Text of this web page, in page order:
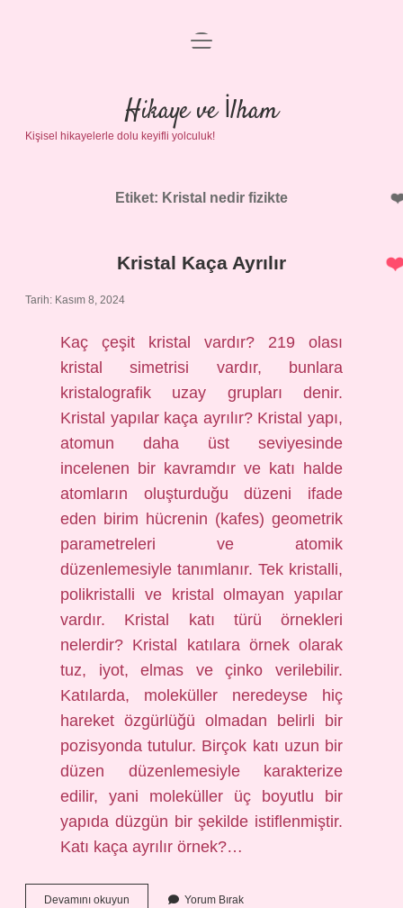
Anasayfa
Gizlilik Politikası
Yasal Uyarı
menüyü
Hikaye ve İlham
Kişisel hikayelerle dolu keyifli yolculuk!
Etiket: Kristal nedir fizikte
Kristal Kaça Ayrılır
Tarih: Kasım 8, 2024
Kaç çeşit kristal vardır? 219 olası
kristal simetrisi vardır, bunlara
kristalografik uzay grupları denir.
Kristal yapılar kaça ayrılır? Kristal yapı,
atomun daha üst seviyesinde
incelenen bir kavramdır ve katı halde
atomların oluşturduğu düzeni ifade
eden birim hücrenin (kafes) geometrik
parametreleri ve atomik
düzenlemesiyle tanımlanır. Tek kristalli,
polikristalli ve kristal olmayan yapılar
vardır. Kristal katı türü örnekleri
nelerdir? Kristal katılara örnek olarak
tuz, iyot, elmas ve çinko verilebilir.
Katılarda, moleküller neredeyse hiç
hareket özgürlüğü olmadan belirli bir
pozisyonda tutulur. Birçok katı uzun bir
düzen düzenlemesiyle karakterize
edilir, yani moleküller üç boyutlu bir
yapıda düzgün bir şekilde istiflenmiştir.
Katı kaça ayrılır örnek?…
Devamını okuyun Yorum Bırak